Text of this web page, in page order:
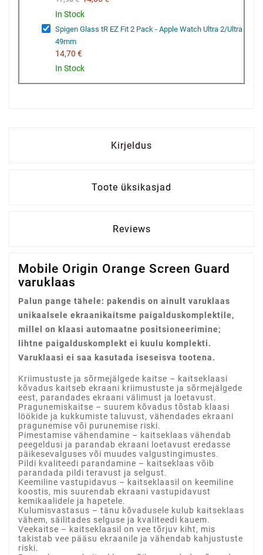
In Stock
Spigen Glass tR EZ Fit 2 Pack - Apple Watch Ultra 2/Ultra
49mm
14,70 €
In Stock
Kirjeldus
Toote üksikasjad
Reviews
Mobile Origin Orange Screen Guard
varuklaas
Palun pange tähele: pakendis on ainult varuklaas
unikaalsele ekraanikaitsme paigalduskomplektile,
millel on klaasi automaatne positsioneerimine;
lihtne paigalduskomplekt ei kuulu komplekti.
Varuklaasi ei saa kasutada iseseisva tootena.
Kriimustuste ja sõrmejälgede kaitse – kaitseklaasi
kõvadus kaitseb ekraani kriimustuste ja sõrmejälgede
eest, parandades ekraani välimust ja loetavust.
Pragunemiskaitse – suurem kõvadus tõstab klaasi
löökide ja kukkumiste taluvust, vähendades ekraani
pragunemise või purunemise riski.
Pimestamise vähendamine – kaitseklaas vähendab
peegeldusi ja parandab ekraani loetavust eredasse
päikesevalguses või muudes valgustingimustes.
Pildi kvaliteedi parandamine – kaitseklaas võib
parandada pildi teravust ja selgust.
Keemiline vastupidavus – kaitseklaasil on keemiline
koostis, mis suurendab ekraani vastupidavust
kemikaalidele ja hapetele.
Kulumisvastasus – tänu kõvadusele kulub kaitseklaas
vähem, säilitades selguse ja kvaliteedi kauem.
Veekaitse – kaitseklaasil on vee tõrjuv kiht, mis
takistab vee pääsu ekraanile ja vähendab kahjustuste
riski.